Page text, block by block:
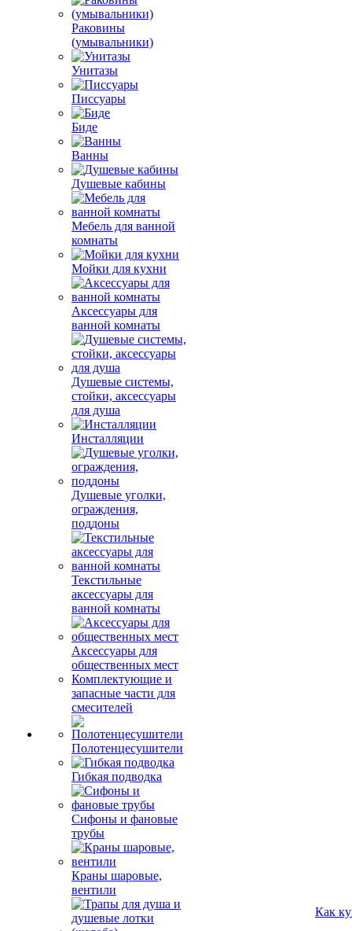
Раковины
(умывальники)
Унитазы
Писсуары
Биде
Ванны
Душевые кабины
Мебель для ванной
комнаты
Мойки для кухни
Аксессуары для
ванной комнаты
Душевые системы,
стойки, аксессуары
для душа
Инсталляции
Душевые уголки,
ограждения,
поддоны
Текстильные
аксессуары для
ванной комнаты
Аксессуары для
общественных мест
Комплектующие и
запасные части для
смесителей
Полотенцесушители
Гибкая подводка
Сифоны и фановые
трубы
Краны шаровые,
вентили
Как